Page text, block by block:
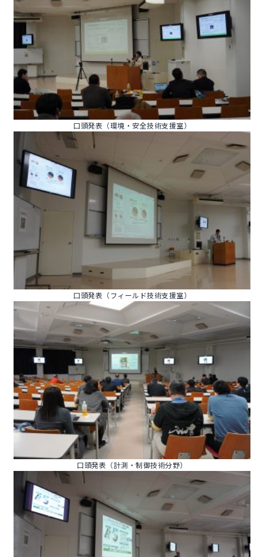
口頭発表（環境・安全技術支援室）
口頭発表（フィールド技術支援室）
口頭発表（計測・制御技術分野）